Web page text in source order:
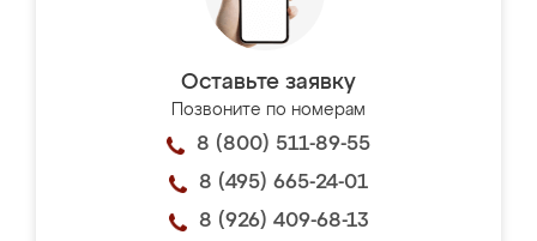
Оставьте заявку
Позвоните по номерам
8 (800) 511-89-55
8 (495) 665-24-01
8 (926) 409-68-13